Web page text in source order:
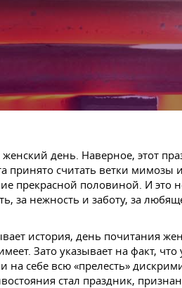
день. Наверное, этот
считать ветки мимозы
половиной. И это
за нежность и заботу, за
история, день почитания
Зато указывает на факт,
себе всю «прелесть»
стал праздник,